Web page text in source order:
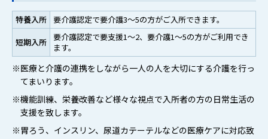
特養入所
要介護認定で要介護3～5の方がご入所できます。
短期入所
要介護認定で要支援1～2、要介護1～5の方がご利用でき
ます。
※医療と介護の連携をしながら一人の人を大切にする介護を行っ
てまいります。
※機能訓練、栄養改善など様々な視点で入所者の方の日常生活の
支援を致します。
※胃ろう、インスリン、尿道カテーテルなどの医療ケアに対応致